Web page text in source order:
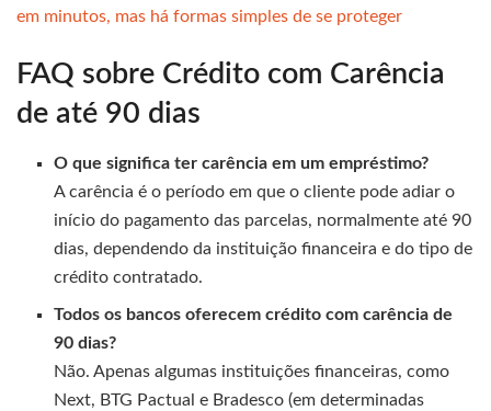
em minutos, mas há formas simples de se proteger
FAQ sobre Crédito com Carência
de até 90 dias
O que significa ter carência em um empréstimo?
A carência é o período em que o cliente pode adiar o
início do pagamento das parcelas, normalmente até 90
dias, dependendo da instituição financeira e do tipo de
crédito contratado.
Todos os bancos oferecem crédito com carência de
90 dias?
Não. Apenas algumas instituições financeiras, como
Next, BTG Pactual e Bradesco (em determinadas